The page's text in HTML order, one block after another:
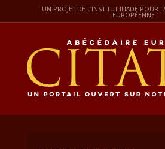
UN PROJET DE L'INSTITUT ILIADE POUR
EUROPÉENNE